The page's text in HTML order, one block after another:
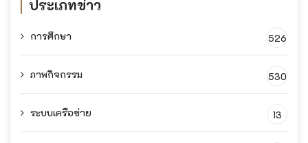
ประเภทข่าว
การศึกษา 526
ภาพกิจกรรม 530
ระบบเครือข่าย 13